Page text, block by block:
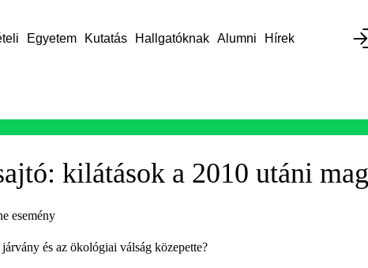
Egyetem Kutatás Hallgatóknak Alumni Hírek
kilátások a 2010 utáni
esemény
és az ökológiai válság közepette?